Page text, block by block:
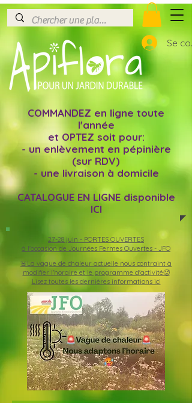
Se
27-28 juin - PORTES OUVERTES
à l'occasion de Journées Fermes Ouvertes - JFO
🚨La vague de chaleur actuelle nous contraint à
modifier l'horaire et le programme d'activité🥵
Lisez toutes les dernières informations ici
COMMANDEZ en ligne toute
l'année
et OPTEZ soit pour:
- un enlèvement en pépinière
(sur RDV)
- une livraison à domicile
CATALOGUE EN LIGNE disponible
ICI